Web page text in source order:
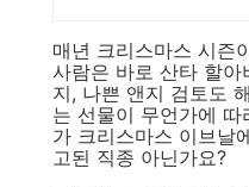
매년 크리스마스 시즌
사람은 바로 산타 할아
지, 나쁜 앤지 검토도
는 선물이 무언가에
가 크리스마스 이브날
고된 직종 아닌가요?